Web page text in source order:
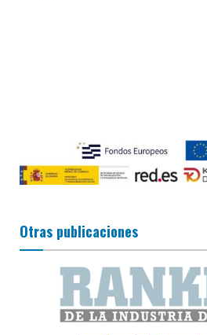
Otras publicaciones